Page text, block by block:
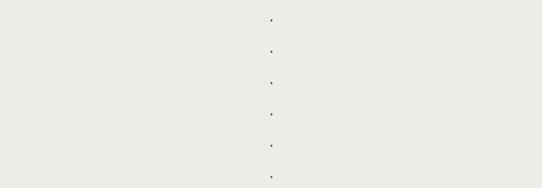
.
.
.
.
.
.